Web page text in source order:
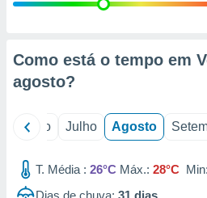
estudos
Como está o tempo em
agosto?
Junho Julho Agosto
T. Média : 26°C Máx.: 28°C Min:
Dias de chuva: 31 dias